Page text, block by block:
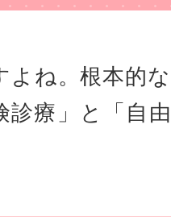
よね。根本的
診療」と「自